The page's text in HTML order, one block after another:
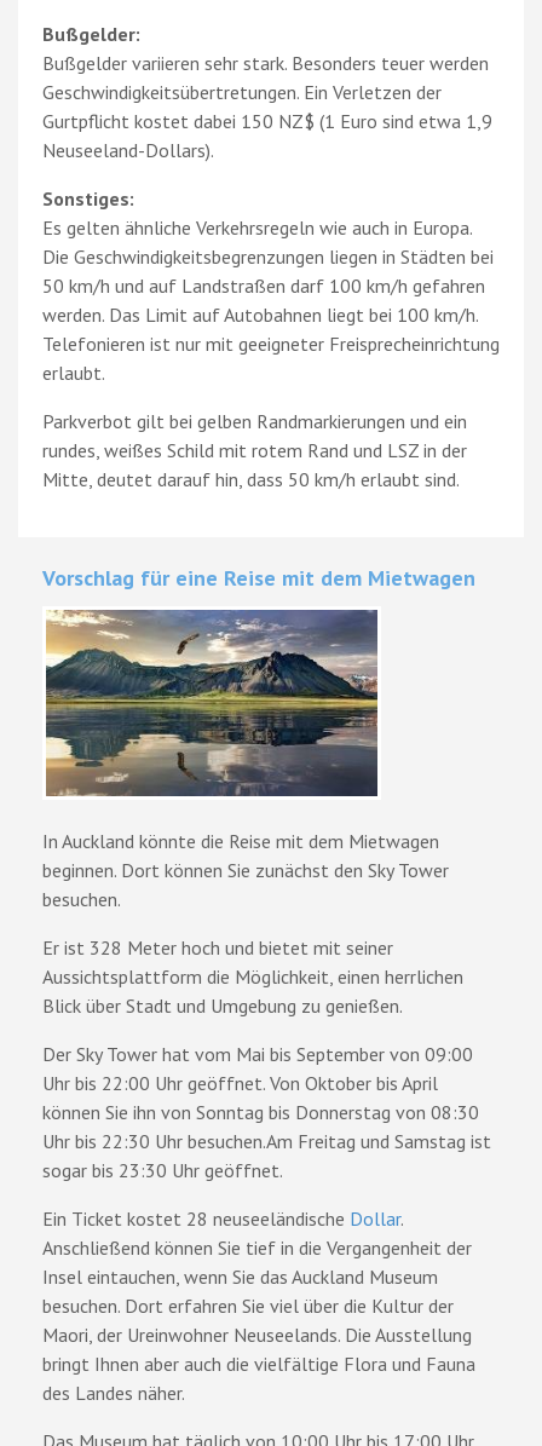
Bußgelder:
Bußgelder variieren sehr stark. Besonders teuer werden
Geschwindigkeitsübertretungen. Ein Verletzen der
Gurtpflicht kostet dabei 150 NZ$ (1 Euro sind etwa 1,9
Neuseeland-Dollars).
Sonstiges:
Es gelten ähnliche Verkehrsregeln wie auch in Europa.
Die Geschwindigkeitsbegrenzungen liegen in Städten bei
50 km/h und auf Landstraßen darf 100 km/h gefahren
werden. Das Limit auf Autobahnen liegt bei 100 km/h.
Telefonieren ist nur mit geeigneter Freisprecheinrichtung
erlaubt.
Parkverbot gilt bei gelben Randmarkierungen und ein
rundes, weißes Schild mit rotem Rand und LSZ in der
Mitte, deutet darauf hin, dass 50 km/h erlaubt sind.
Vorschlag für eine Reise mit dem Mietwagen
In Auckland könnte die Reise mit dem Mietwagen
beginnen. Dort können Sie zunächst den Sky Tower
besuchen.
Er ist 328 Meter hoch und bietet mit seiner
Aussichtsplattform die Möglichkeit, einen herrlichen
Blick über Stadt und Umgebung zu genießen.
Der Sky Tower hat vom Mai bis September von 09:00
Uhr bis 22:00 Uhr geöffnet. Von Oktober bis April
können Sie ihn von Sonntag bis Donnerstag von 08:30
Uhr bis 22:30 Uhr besuchen.Am Freitag und Samstag ist
sogar bis 23:30 Uhr geöffnet.
Ein Ticket kostet 28 neuseeländische Dollar.
Anschließend können Sie tief in die Vergangenheit der
Insel eintauchen, wenn Sie das Auckland Museum
besuchen. Dort erfahren Sie viel über die Kultur der
Maori, der Ureinwohner Neuseelands. Die Ausstellung
bringt Ihnen aber auch die vielfältige Flora und Fauna
des Landes näher.